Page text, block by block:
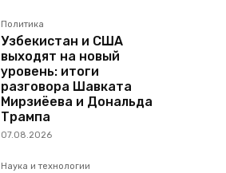
Политика
Узбекистан и США
выходят на новый
уровень: итоги
разговора Шавката
Мирзиёева и Дональда
Трампа
07.08.2026
Наука и технологии